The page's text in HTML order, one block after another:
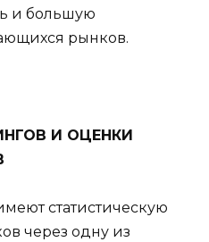
и большую
рынков.
И ОЦЕНКИ
статистическую
через одну из